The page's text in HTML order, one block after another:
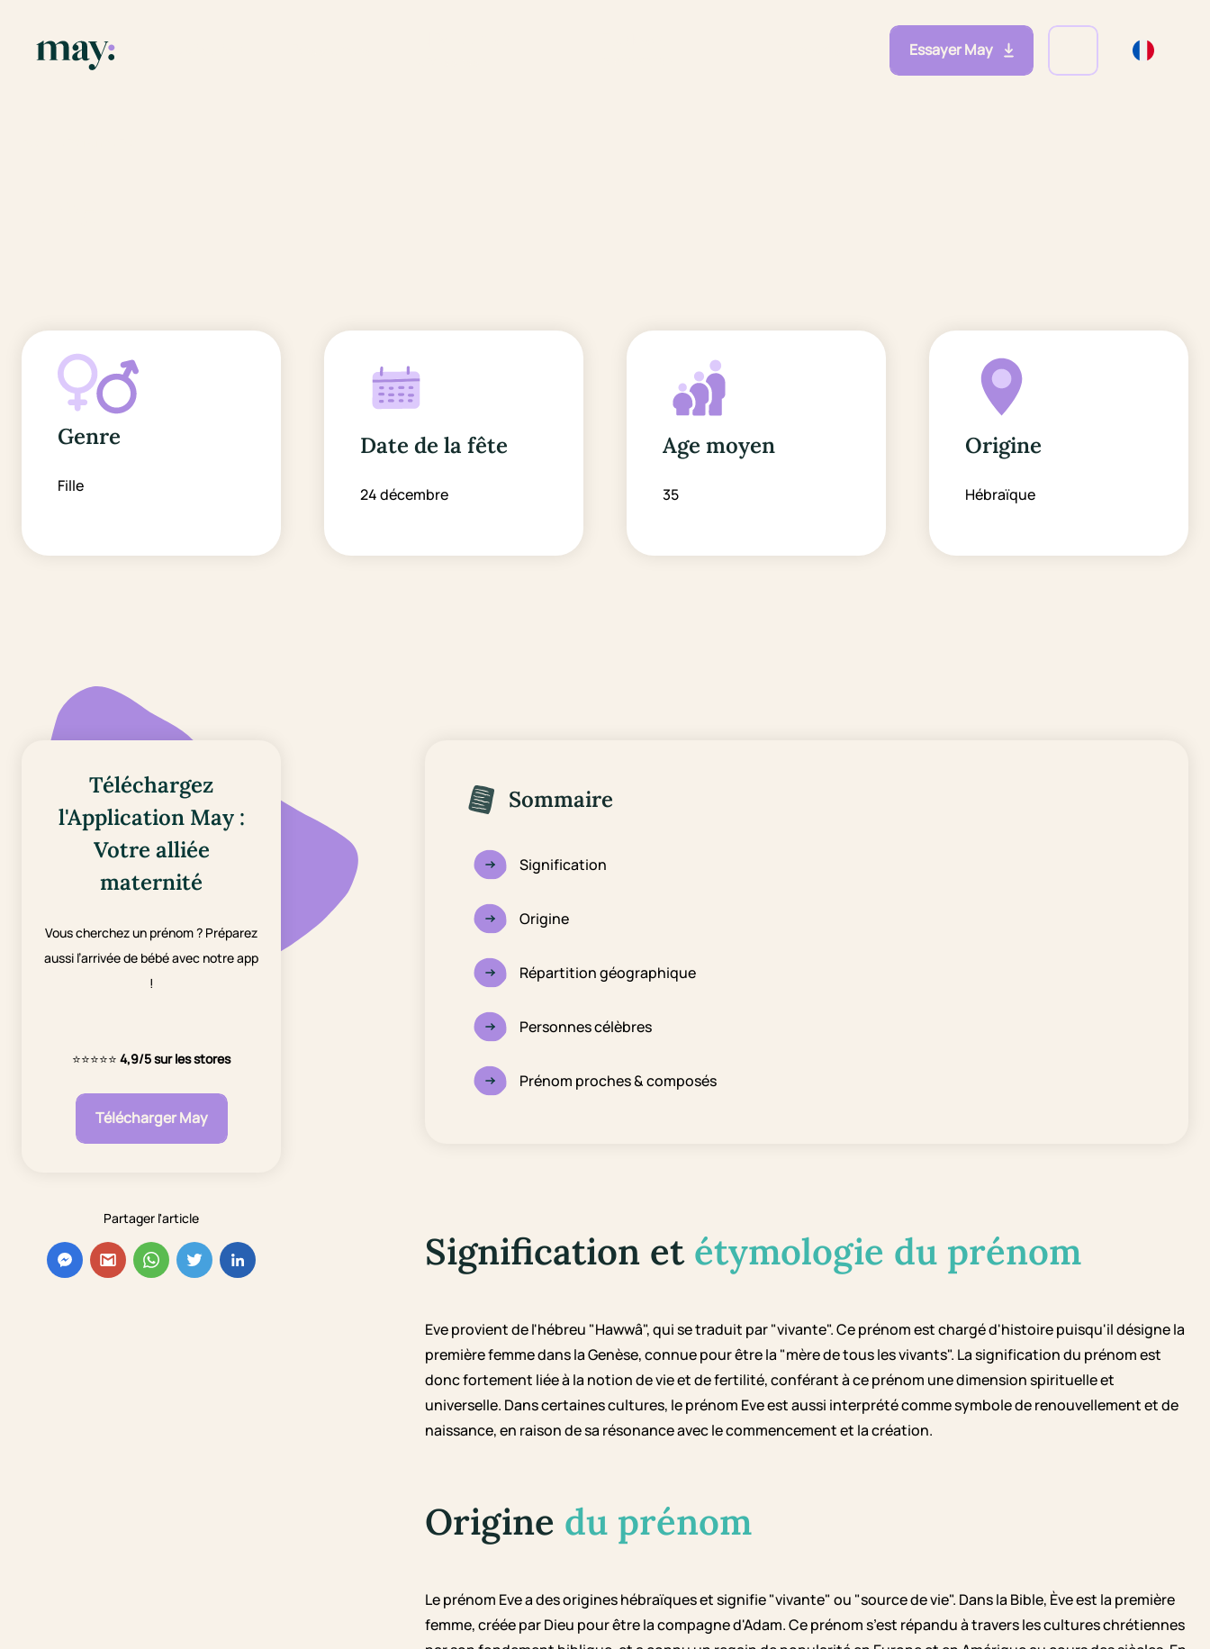
Essayer May
Genre
Fille
Date de la fête
24 décembre
Age moyen
35
Origine
Hébraïque
Téléchargez
l'Application May :
Votre alliée
maternité
Vous cherchez un prénom ? Préparez
aussi l’arrivée de bébé avec notre app
!
⭐⭐⭐⭐⭐ 4,9/5 sur les stores
Télécharger May
Partager l'article
Sommaire
Signification
Origine
Répartition géographique
Personnes célèbres
Prénom proches & composés
Signification et étymologie du prénom
Eve provient de l'hébreu "Hawwâ", qui se traduit par "vivante". Ce prénom est chargé d'histoire puisqu'il désigne la
première femme dans la Genèse, connue pour être la "mère de tous les vivants". La signification du prénom est
donc fortement liée à la notion de vie et de fertilité, conférant à ce prénom une dimension spirituelle et
universelle. Dans certaines cultures, le prénom Eve est aussi interprété comme symbole de renouvellement et de
naissance, en raison de sa résonance avec le commencement et la création.
Origine du prénom
Le prénom Eve a des origines hébraïques et signifie "vivante" ou "source de vie". Dans la Bible, Ève est la première
femme, créée par Dieu pour être la compagne d'Adam. Ce prénom s’est répandu à travers les cultures chrétiennes